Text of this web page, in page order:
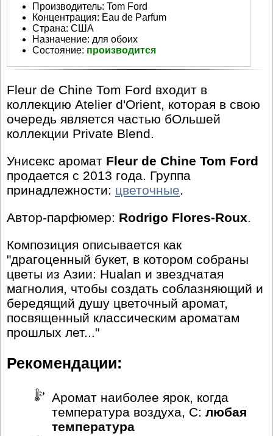
Производитель: Tom Ford
Концентрация: Eau de Parfum
Страна: США
Назначение: для обоих
Состояние: производится
Fleur de Chine Tom Ford входит в
коллекцию Atelier d'Orient, которая в свою
очередь является частью бОльшей
коллекции Private Blend.
Унисекс аромат Fleur de Chine Tom Ford
продается с 2013 года. Группа
принадлежности: цветочные.
Автор-парфюмер: Rodrigo Flores-Roux.
Композиция описывается как
"драгоценный букет, в котором собраны
цветы из Азии: Hualan и звездчатая
магнолия, чтобы создать соблазняющий и
бередящий душу цветочный аромат,
посвященный классическим ароматам
прошлых лет..."
Рекомендации:
Аромат наиболее ярок, когда
температура воздуха, С: любая
температура